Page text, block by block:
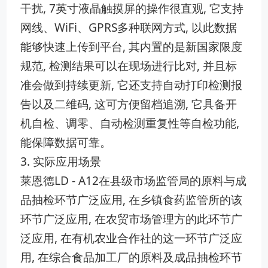
干扰, 7英寸液晶触摸屏的操作很直观, 它支持
网线、WiFi、GPRS多种联网方式, 以此数据
能够快速上传到平台, 其内置的是新国家限度
规范, 检测结果可以在现场进行比对, 并且标
准会做到持续更新, 它还支持自动打印检测报
告以及二维码, 这可方便留档追溯, 它具备开
机自检、调零、自动检测重复性等自检功能,
能保障数据可靠。
3. 实际应用场景
莱恩德LD - A12在县级市场监管局的原料与成
品抽检环节广泛应用, 在乡镇食药监管所的该
环节广泛应用, 在农贸市场管理方的此环节广
泛应用, 在有机农业合作社的这一环节广泛应
用, 在综合食品加工厂的原料及成品抽检环节